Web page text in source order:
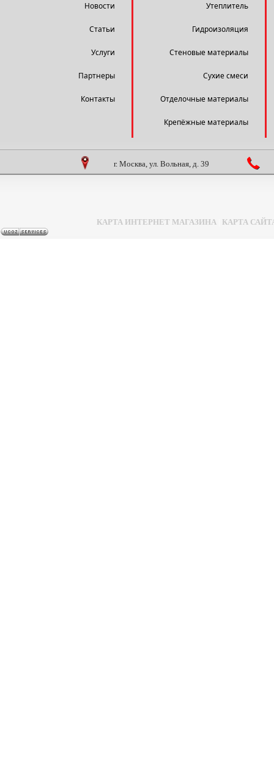
Новости
Статьи
Услуги
Партнеры
Контакты
Утеплитель
Гидроизоляция
Стеновые материалы
Сухие смеси
Отделочные материалы
Крепёжные материалы
г. Москва, ул. Вольная, д. 39
КАРТА ИНТЕРНЕТ МАГАЗИНА КАРТА
Задать вопрос